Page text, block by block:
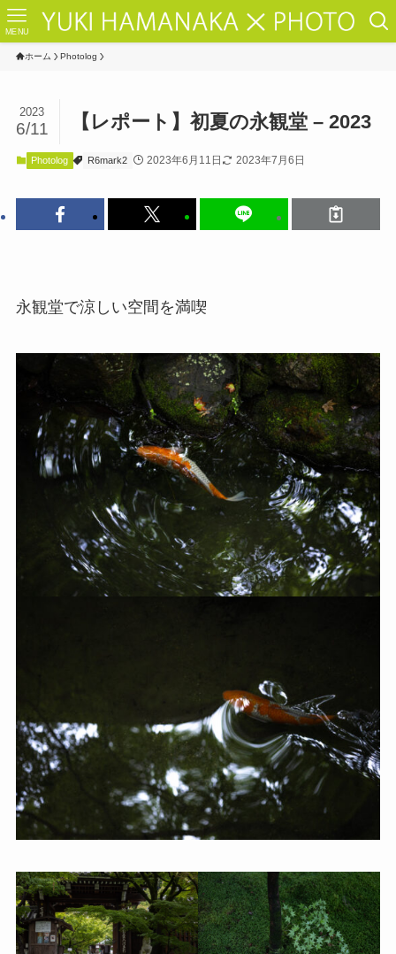
MENU
ホーム Photolog
【レポート】初夏の永観堂 – 2023
2023
6/11
Photolog R6mark2 2023年6月11日 2023年7月6日
永観堂で涼しい空間を満喫